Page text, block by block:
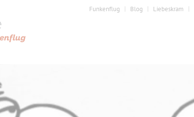
Funkenflug Blog Liebeskram